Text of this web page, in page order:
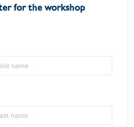
for the workshop